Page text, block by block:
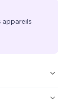
appareils